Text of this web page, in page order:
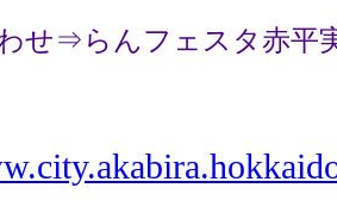
せ⇒らんフェスタ赤平